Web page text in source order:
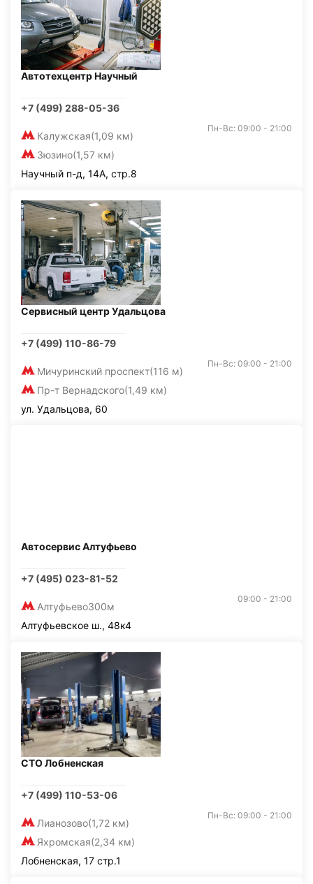
Автотехцентр Научный
+7 (499) 288-05-36
Калужская(1,09 км)
Зюзино(1,57 км)
Пн-Вс: 09:00 - 21:00
Научный п-д, 14А, стр.8
Сервисный центр Удальцова
+7 (499) 110-86-79
Мичуринский проспект(116 м)
Пр-т Вернадского(1,49 км)
Пн-Вс: 09:00 - 21:00
ул. Удальцова, 60
Автосервис Алтуфьево
+7 (495) 023-81-52
Алтуфьево300м
09:00 - 21:00
Алтуфьевское ш., 48к4
СТО Лобненская
+7 (499) 110-53-06
Лианозово(1,72 км)
Яхромская(2,34 км)
Пн-Вс: 09:00 - 21:00
Лобненская, 17 стр.1